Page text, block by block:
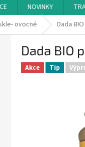
NOVINKY
ovocné Dada
Dada BIO
Akce Tip